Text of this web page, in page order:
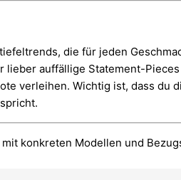
die für jeden
lieber auffällige Statement-
verleihen. Wichtig ist, dass du
konkreten Modellen und